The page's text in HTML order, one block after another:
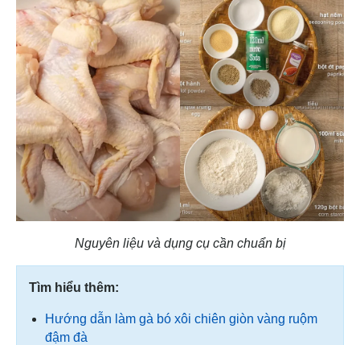
Nguyên liệu và dụng cụ cần chuẩn bị
Tìm hiểu thêm:
Hướng dẫn làm gà bó xôi chiên giòn vàng ruộm
đậm đà